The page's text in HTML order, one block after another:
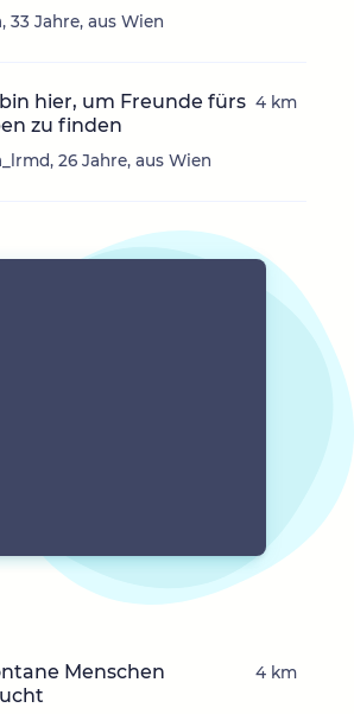
33 Jahre, aus Wien
bin hier, um Freunde fürs
zu finden
26 Jahre, aus Wien
4 km
Menschen
4 km